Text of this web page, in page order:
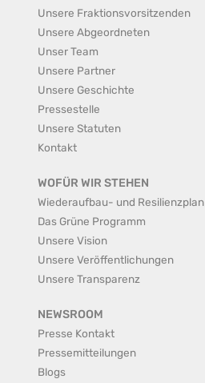
Unsere Fraktionsvorsitzenden
Unsere Abgeordneten
Unser Team
Unsere Partner
Unsere Geschichte
Pressestelle
Unsere Statuten
Kontakt
WOFÜR WIR STEHEN
Wiederaufbau- und Resilienzplan
Das Grüne Programm
Unsere Vision
Unsere Veröffentlichungen
Unsere Transparenz
NEWSROOM
Presse Kontakt
Pressemitteilungen
Blogs